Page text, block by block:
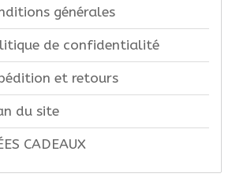
générales
de confidentialité
et retours
du site
CADEAUX